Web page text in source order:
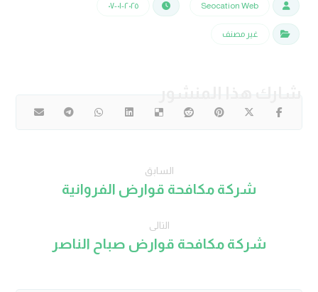
Seocation Web ٢٠٢٥-٠١-٠٧
غير مصنف
السابق
شركة مكافحة قوارض الفروانية
التالى
شركة مكافحة قوارض صباح الناصر